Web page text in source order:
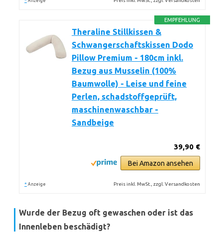
EMPFEHLUNG
Theraline Stillkissen &
Schwangerschaftskissen Dodo
Pillow Premium - 180cm inkl.
Bezug aus Musselin (100%
Baumwolle) - Leise und feine
Perlen, schadstoffgeprüft,
maschinenwaschbar -
Sandbeige
39,90 €
Bei Amazon ansehen
* Anzeige Preis inkl. MwSt., zzgl. Versandkosten
Wurde der Bezug oft gewaschen oder ist das
Innenleben beschädigt?